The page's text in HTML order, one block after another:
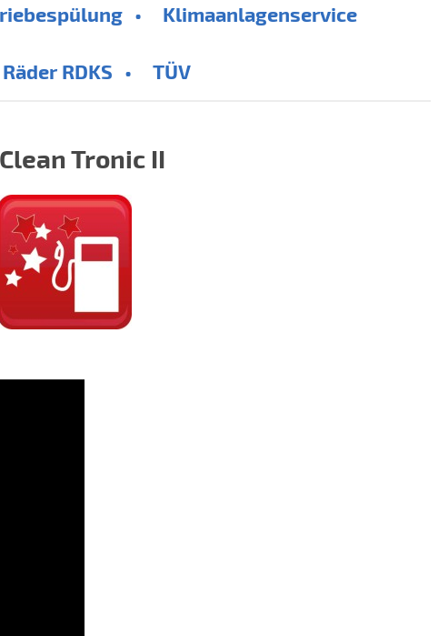
Klimaanlagenservice
RDKS TÜV
Tronic II